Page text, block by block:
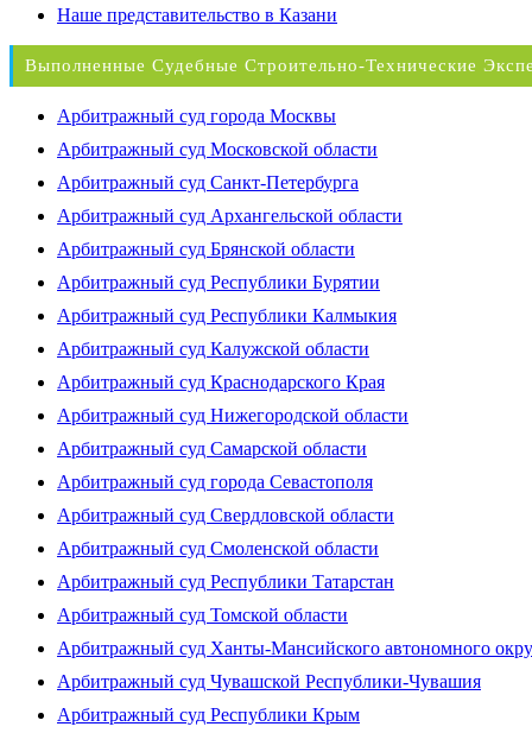
Наше представительство в Казани
Выполненные Судебные Строительно-Технические
Арбитражный суд города Москвы
Арбитражный суд Московской области
Арбитражный суд Санкт-Петербурга
Арбитражный суд Архангельской области
Арбитражный суд Брянской области
Арбитражный суд Республики Бурятии
Арбитражный суд Республики Калмыкия
Арбитражный суд Калужской области
Арбитражный суд Краснодарского Края
Арбитражный суд Нижегородской области
Арбитражный суд Самарской области
Арбитражный суд города Севастополя
Арбитражный суд Свердловской области
Арбитражный суд Смоленской области
Арбитражный суд Республики Татарстан
Арбитражный суд Томской области
Арбитражный суд Ханты-Мансийского автономного
Арбитражный суд Чувашской Республики-Чувашия
Арбитражный суд Республики Крым